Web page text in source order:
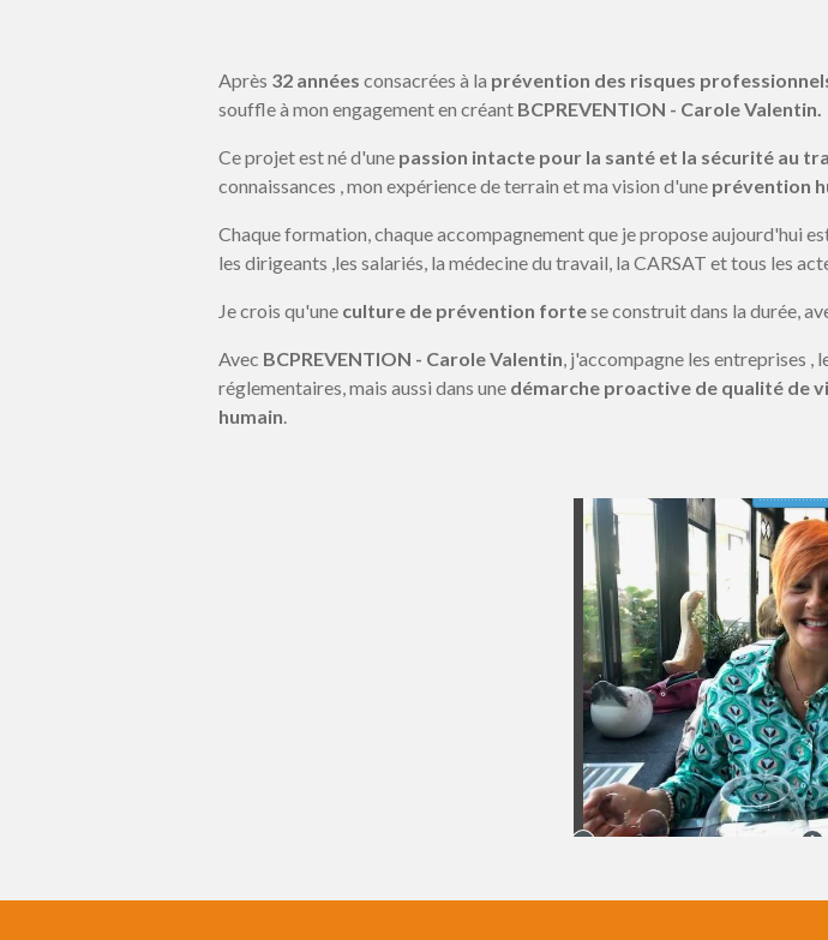
Après 32 années consacrées à la prévention des risques
souffle à mon engagement en créant BCPREVENTION - Carole Valentin.
Ce projet est né d'une passion intacte pour la santé et la sécurité au
connaissances , mon expérience de terrain et ma vision d'une prévention
Chaque formation, chaque accompagnement que je propose aujourd'hui
les dirigeants ,les salariés, la médecine du travail, la CARSAT et tous les
Je crois qu'une culture de prévention fortese construit dans la durée,
Avec BCPREVENTION - Carole Valentin, j'accompagne les entreprises
réglementaires, mais aussi dans une démarche proactive de qualité de
humain.